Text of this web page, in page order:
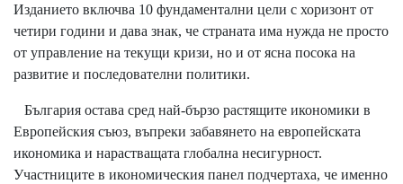
Изданието включва 10 фундаментални цели с хоризонт от
четири години и дава знак, че страната има нужда не просто
от управление на текущи кризи, но и от ясна посока на
развитие и последователни политики.
България остава сред най-бързо растящите икономики в
Европейския съюз, въпреки забавянето на европейската
икономика и нарастващата глобална несигурност.
Участниците в икономическия панел подчертаха, че именно